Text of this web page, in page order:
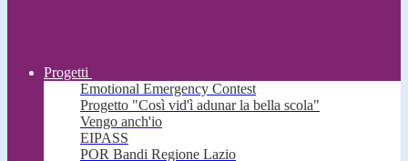
Progetti
Emotional Emergency Contest
Progetto "Così vid'ì adunar la bella scola"
Vengo anch'io
EIPASS
POR Bandi Regione Lazio